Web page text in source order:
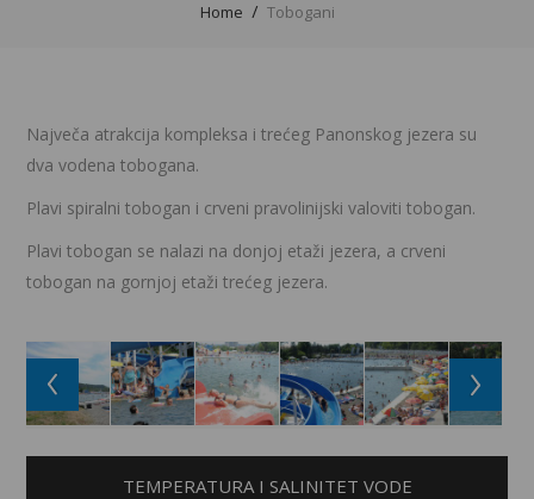
Home Tobogani
Največa atrakcija kompleksa i trećeg Panonskog jezera su
dva vodena tobogana.
Plavi spiralni tobogan i crveni pravolinijski valoviti tobogan.
Plavi tobogan se nalazi na donjoj etaži jezera, a crveni
tobogan na gornjoj etaži trećeg jezera.
TEMPERATURA I SALINITET VODE